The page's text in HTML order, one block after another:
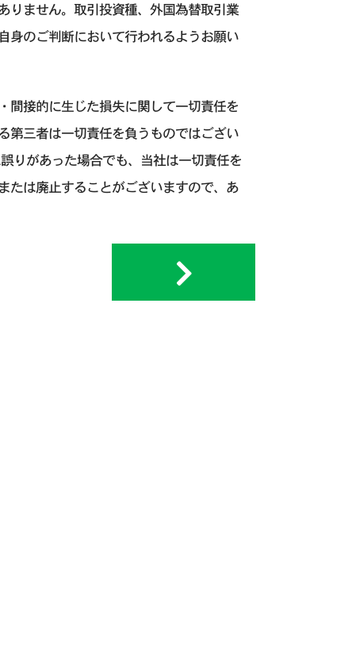
りません。取引投資種、外国為替取引業
身のご判断において行われるようお願い
間接的に生じた損失に関して一切責任を
第三者は一切責任を負うものではござい
りがあった場合でも、当社は一切責任を
たは廃止することがございますので、あ